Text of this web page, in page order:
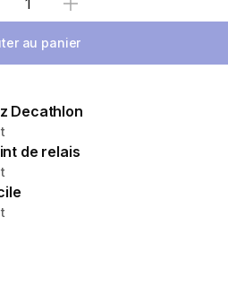
Sélectionnez la quantité
au panier
Decathlon
de relais